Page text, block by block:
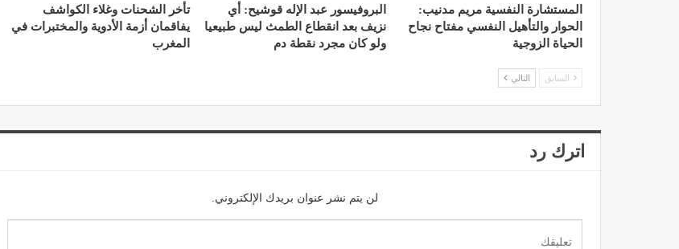
المستشارة النفسية مريم مدنيب:
الحوار والتأهيل النفسي مفتاح نجاح
الحياة الزوجية
البروفيسور عبد الإله قوشيح: أي
نزيف بعد انقطاع الطمث ليس طبيعيا
ولو كان مجرد نقطة دم
تأخر الشحنات وغلاء الكواشف
يفاقمان أزمة الأدوية والمختبرات في
المغرب
السابق التالي
اترك رد
لن يتم نشر عنوان بريدك الإلكتروني.
استشفائية دولية
ديسمبر 20, 2022